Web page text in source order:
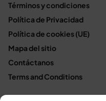
Términos y condiciones
Política de Privacidad
Política de cookies (UE)
Mapa del sitio
Contáctanos
Terms and Conditions